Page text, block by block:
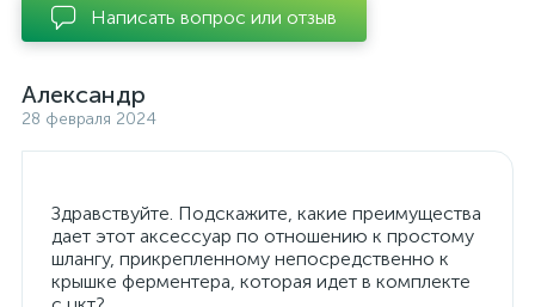
Написать вопрос или отзыв
Александр
28 февраля 2024
Здравствуйте. Подскажите, какие преимущества
дает этот аксессуар по отношению к простому
шлангу, прикрепленному непосредственно к
крышке ферментера, которая идет в комплекте